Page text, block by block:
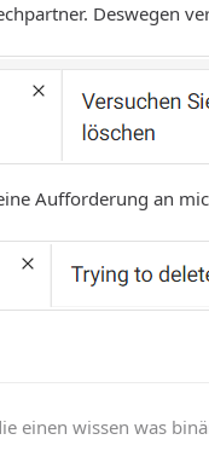
Deswegen
Aufforderung an
einen wissen was